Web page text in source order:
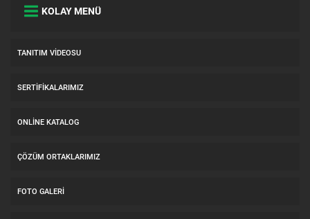
KOLAY MENÜ
TANITIM VIDEOSU
SERTIFIKALARIMIZ
ONLINE KATALOG
ÇÖZÜM ORTAKLARIMIZ
FOTO GALERI